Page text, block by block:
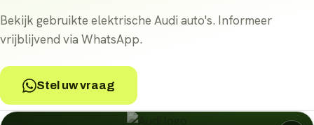
Bekijk gebruikte elektrische Audi auto's. Informeer
vrijblijvend via WhatsApp.
Stel uw vraag
Audi